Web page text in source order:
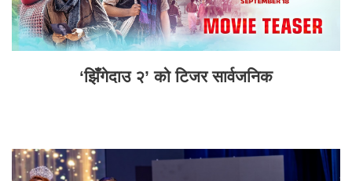
‘झिँगेदाउ २’ को टिजर सार्वजनिक